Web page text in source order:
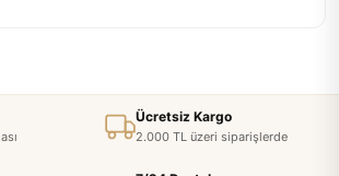
Ücretsiz Kargo
2.000 TL üzeri siparişlerde